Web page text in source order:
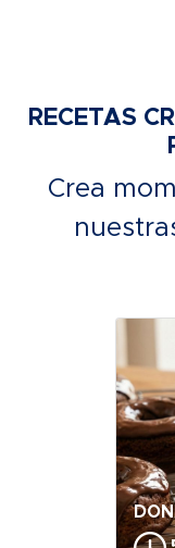
RECETAS
Crea